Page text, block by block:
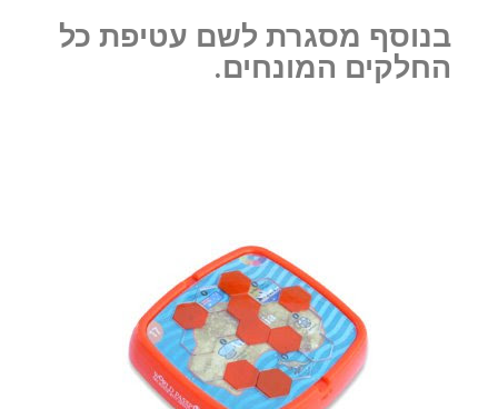
בנוסף מסגרת לשם עטיפת כל
החלקים המונחים.